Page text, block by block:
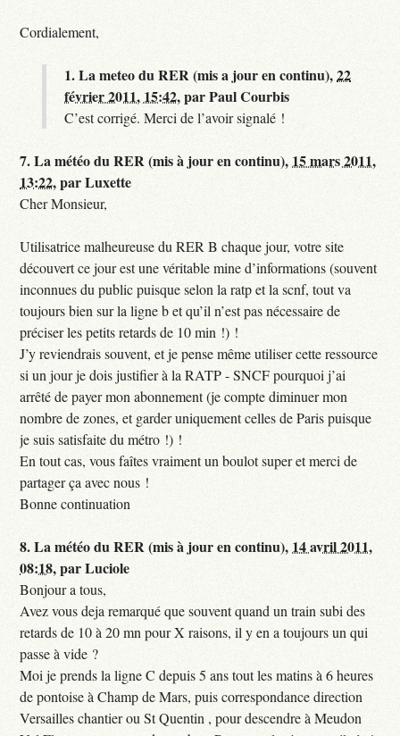
Cordialement,
1.La meteo du RER (mis a jour en continu),22
février 2011, 15:42,parPaul Courbis
C’est corrigé. Merci de l’avoir signalé !
7.La météo du RER (mis à jour en continu), 15 mars 2011,
13:22,parLuxette
Cher Monsieur,
Utilisatrice malheureuse du RER B chaque jour, votre site
découvert ce jour est une véritable mine d’informations (souvent
inconnues du public puisque selon la ratp et la scnf, tout va
toujours bien sur la ligne b et qu’il n’est pas nécessaire de
préciser les petits retards de 10 min !) !
J’y reviendrais souvent, et je pense même utiliser cette ressource
si un jour je dois justifier à la RATP - SNCF pourquoi j’ai
arrêté de payer mon abonnement (je compte diminuer mon
nombre de zones, et garder uniquement celles de Paris puisque
je suis satisfaite du métro !) !
En tout cas, vous faîtes vraiment un boulot super et merci de
partager ça avec nous !
Bonne continuation
8.La météo du RER (mis à jour en continu), 14 avril 2011,
08:18,parLuciole
Bonjour a tous,
Avez vous deja remarqué que souvent quand un train subi des
retards de 10 à 20 mn pour X raisons, il y en a toujours un qui
passe à vide ?
Moi je prends la ligne C depuis 5 ans tout les matins à 6 heures
de pontoise à Champ de Mars, puis correspondance direction
Versailles chantier ou St Quentin , pour descendre à Meudon